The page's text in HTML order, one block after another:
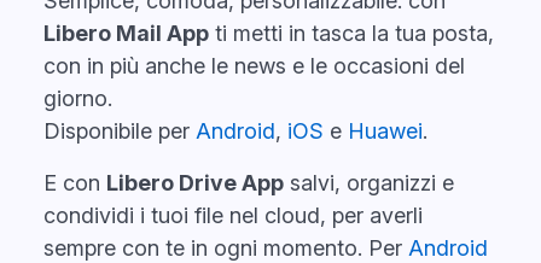
Libero Mail App ti metti in tasca la tua posta,
con in più anche le news e le occasioni del
giorno.
Disponibile per Android, iOS e Huawei.
E con Libero Drive App salvi, organizzi e
condividi i tuoi file nel cloud, per averli
sempre con te in ogni momento. Per Android